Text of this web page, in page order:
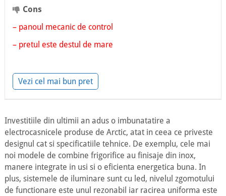
Cons
– panoul mecanic de control
– pretul este destul de mare
Vezi cel mai bun pret
Investitiile din ultimii an adus o imbunatatire a
electrocasnicele produse de Arctic, atat in ceea ce priveste
designul cat si specificatiile tehnice. De exemplu, cele mai
noi modele de combine frigorifice au finisaje din inox,
manere integrate in usi si o eficienta energetica buna. In
plus, sistemele de iluminare sunt cu led, nivelul zgomotului
de functionare este unul rezonabil iar racirea uniforma este